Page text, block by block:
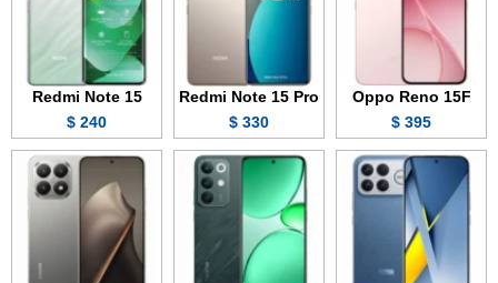
Oppo Reno 15F
395 $
Redmi Note 15 Pro
330 $
Redmi Note 15
240 $